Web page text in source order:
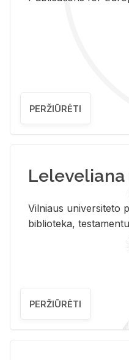
PERŽIŪRĖTI
Leleveliana
Vil­niaus uni­ver­si­te­to
bi­b­lio­te­ka,
PERŽIŪRĖTI